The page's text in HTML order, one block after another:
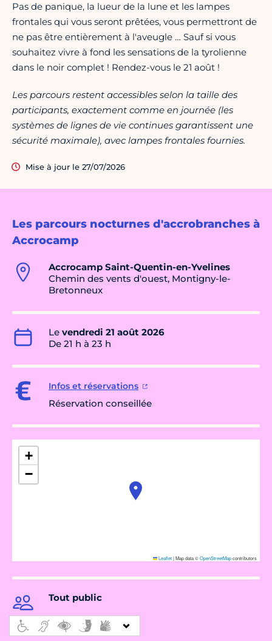
Les parcours nocturnes d'accrobranches à
Accrocamp
Accrocamp Saint-Quentin-en-Yvelines
Chemin des vents d'ouest, Montigny-le-
Bretonneux
Le vendredi 21 août 2026
De 21 h à 23 h
Infos et réservations
Réservation conseillée
+
−
Leaflet|Map data ©OpenStreetMapcontributors
Tout public
Pas de panique, la lueur de la lune et les lampes
frontales qui vous seront prêtées, vous permettront de
ne pas être entièrement à l'aveugle … Sauf si vous
souhaitez vivre à fond les sensations de la tyrolienne
dans le noir complet ! Rendez-vous le 21 août !
Les parcours restent accessibles selon la taille des
participants, exactement comme en journée (les
systèmes de lignes de vie continues garantissent une
sécurité maximale), avec lampes frontales fournies.
Mise à jour le 27/07/2026